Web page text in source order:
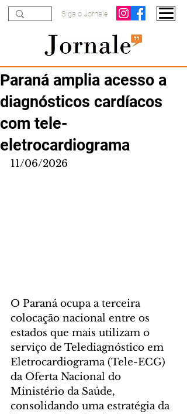
Siga o Jornale
Paraná amplia acesso a
diagnósticos cardíacos
com tele-
eletrocardiograma
11/06/2026
O Paraná ocupa a terceira
colocação nacional entre os
estados que mais utilizam o
serviço de Telediagnóstico em
Eletrocardiograma (Tele-ECG)
da Oferta Nacional do
Ministério da Saúde,
consolidando uma estratégia da